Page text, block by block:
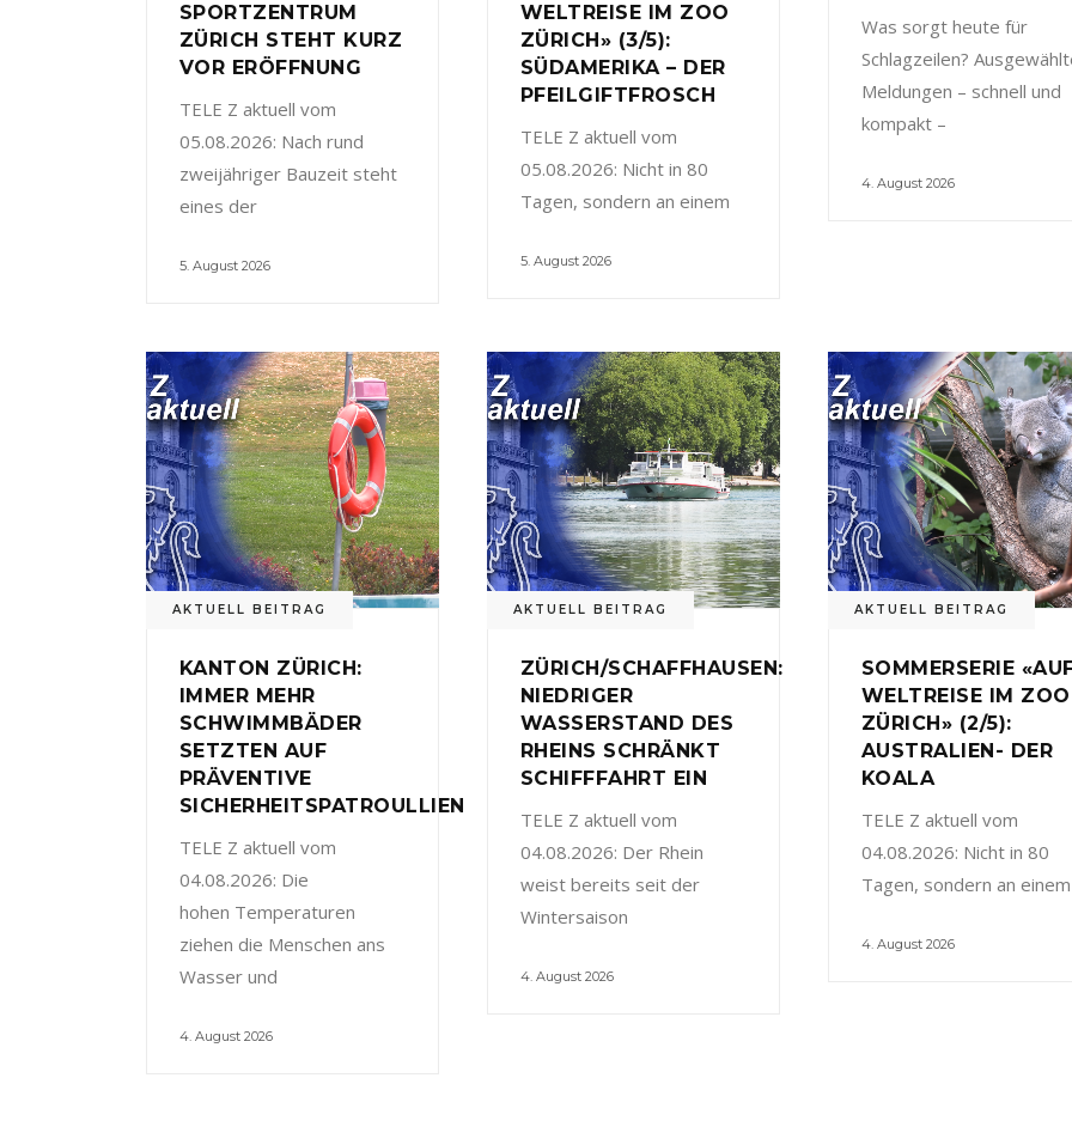
SPORTZENTRUM
ZÜRICH STEHT KURZ
VOR ERÖFFNUNG
TELE Z aktuell vom
05.08.2026: Nach rund
zweijähriger Bauzeit steht
eines der
5. August 2026
WELTREISE IM ZOO
ZÜRICH» (3/5):
SÜDAMERIKA – DER
PFEILGIFTFROSCH
TELE Z aktuell vom
05.08.2026: Nicht in 80
Tagen, sondern an einem
5. August 2026
Was sorgt heute für
Schlagzeilen?
Meldungen – schnell und
kompakt –
4. August 2026
AKTUELL BEITRAG
KANTON ZÜRICH:
IMMER MEHR
SCHWIMMBÄDER
SETZTEN AUF
PRÄVENTIVE
SICHERHEITSPATROULLIEN
TELE Z aktuell vom
04.08.2026: Die
hohen Temperaturen
ziehen die Menschen ans
Wasser und
4. August 2026
AKTUELL BEITRAG
ZÜRICH/SCHAFFHAUSEN:
NIEDRIGER
WASSERSTAND DES
RHEINS SCHRÄNKT
SCHIFFFAHRT EIN
TELE Z aktuell vom
04.08.2026: Der Rhein
weist bereits seit der
Wintersaison
4. August 2026
AKTUELL BEITRAG
SOMMERSERIE
WELTREISE IM ZOO
ZÜRICH» (2/5):
AUSTRALIEN- DER
KOALA
TELE Z aktuell vom
04.08.2026: Nicht in 80
Tagen, sondern an einem
4. August 2026